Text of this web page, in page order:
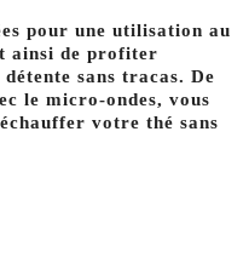
pour une utilisation au
ainsi de profiter
sans tracas. De
le micro-ondes, vous
votre thé sans